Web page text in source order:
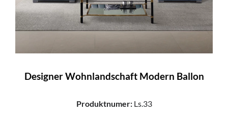
Designer Wohnlandschaft Modern Ballon
Produktnumer:Ls.33